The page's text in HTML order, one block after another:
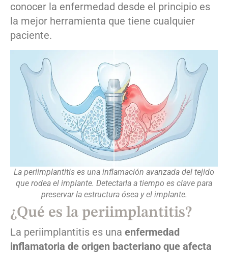
conocer la enfermedad desde el principio es
la mejor herramienta que tiene cualquier
paciente.
La periimplantitis es una inflamación avanzada del tejido
que rodea el implante. Detectarla a tiempo es clave para
preservar la estructura ósea y el implante.
¿Qué es la periimplantitis?
La periimplantitis es una enfermedad
inflamatoria de origen bacteriano que afecta